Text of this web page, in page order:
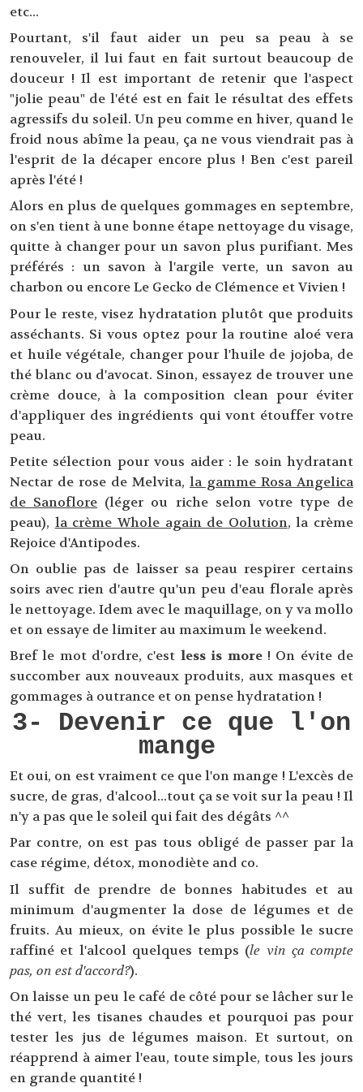
etc...
Pourtant, s'il faut aider un peu sa peau à se
renouveler, il lui faut en fait surtout beaucoup de
douceur ! Il est important de retenir que l'aspect
"jolie peau" de l'été est en fait le résultat des effets
agressifs du soleil. Un peu comme en hiver, quand le
froid nous abîme la peau, ça ne vous viendrait pas à
l'esprit de la décaper encore plus ! Ben c'est pareil
après l'été !
Alors en plus de quelques gommages en septembre,
on s'en tient à une bonne étape nettoyage du visage,
quitte à changer pour un savon plus purifiant. Mes
préférés : un savon à l'argile verte, un savon au
charbon ou encore Le Gecko de Clémence et Vivien !
Pour le reste, visez hydratation plutôt que produits
asséchants. Si vous optez pour la routine aloé vera
et huile végétale, changer pour l'huile de jojoba, de
thé blanc ou d'avocat. Sinon, essayez de trouver une
crème douce, à la composition clean pour éviter
d'appliquer des ingrédients qui vont étouffer votre
peau.
Petite sélection pour vous aider : le soin hydratant
Nectar de rose de Melvita, la gamme Rosa Angelica
de Sanoflore (léger ou riche selon votre type de
peau), la crème Whole again de Oolution, la crème
Rejoice d'Antipodes.
On oublie pas de laisser sa peau respirer certains
soirs avec rien d'autre qu'un peu d'eau florale après
le nettoyage. Idem avec le maquillage, on y va mollo
et on essaye de limiter au maximum le weekend.
Bref le mot d'ordre, c'est less is more! On évite de
succomber aux nouveaux produits, aux masques et
gommages à outrance et on pense hydratation !
3- Devenir ce que l'on
mange
Et oui, on est vraiment ce que l'on mange ! L'excès de
sucre, de gras, d'alcool...tout ça se voit sur la peau ! Il
n'y a pas que le soleil qui fait des dégâts ^^
Par contre, on est pas tous obligé de passer par la
case régime, détox, monodiète and co.
Il suffit de prendre de bonnes habitudes et au
minimum d'augmenter la dose de légumes et de
fruits. Au mieux, on évite le plus possible le sucre
raffiné et l'alcool quelques temps (le vin ça compte
pas, on est d'accord?).
On laisse un peu le café de côté pour se lâcher sur le
thé vert, les tisanes chaudes et pourquoi pas pour
tester les jus de légumes maison. Et surtout, on
réapprend à aimer l'eau, toute simple, tous les jours
en grande quantité !